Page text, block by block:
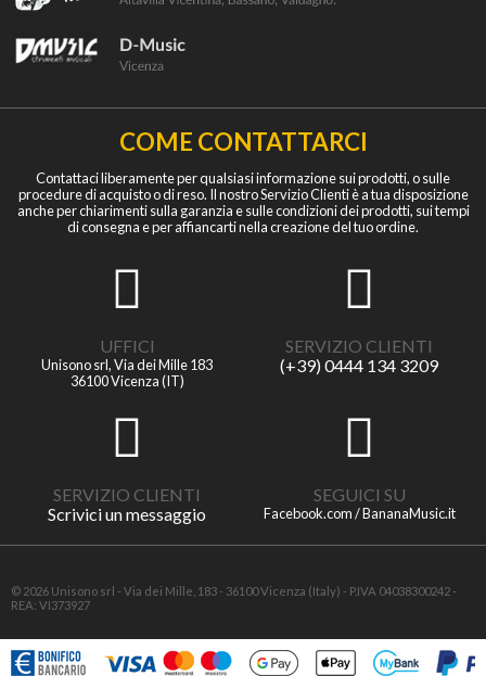
COME CONTATTARCI
Contattaci liberamente per qualsiasi informazione sui prodotti, o sulle
procedure di acquisto o di reso. Il nostro Servizio Clienti è a tua disposizione
anche per chiarimenti sulla garanzia e sulle condizioni dei prodotti, sui tempi
di consegna e per affiancarti nella creazione del tuo ordine.
UFFICI
Unisono srl, Via dei Mille 183
36100 Vicenza (IT)
SERVIZIO CLIENTI
(+39) 0444 134 3209
SERVIZIO CLIENTI
Scrivici un messaggio
SEGUICI SU
Facebook.com / BananaMusic.it
© 2026 Unisono srl - Via dei Mille, 183 - 36100 Vicenza (Italy) - P.IVA 04038300242 -
REA: VI373927